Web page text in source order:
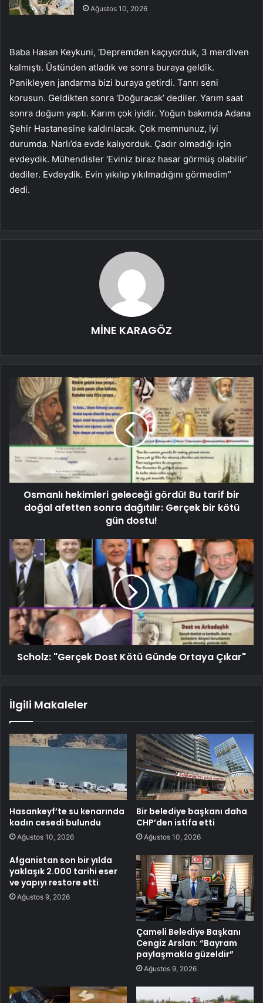
Ağustos 10, 2026
Baba Hasan Keykuni, ‘Depremden kaçıyorduk, 3 merdiven
kalmıştı. Üstünden atladık ve sonra buraya geldik.
Panikleyen jandarma bizi buraya getirdi. Tanrı seni
korusun. Geldikten sonra ‘Doğuracak’ dediler. Yarım saat
sonra doğum yaptı. Karım çok iyidir. Yoğun bakımda Adana
Şehir Hastanesine kaldırılacak. Çok memnunuz, iyi
durumda. Narlı’da evde kalıyorduk. Çadır olmadığı için
evdeydik. Mühendisler ‘Eviniz biraz hasar görmüş olabilir’
dediler. Evdeydik. Evin yıkılıp yıkılmadığını görmedim”
dedi.
MİNE KARAGÖZ
Osmanlı hekimleri geleceği gördü! Bu tarif bir
doğal afetten sonra dağıtılır: Gerçek bir kötü
gün dostu!
Scholz: "Gerçek Dost Kötü Günde Ortaya Çıkar"
İlgili Makaleler
Hasankeyf’te su kenarında
kadın cesedi bulundu
Ağustos 10, 2026
Bir belediye başkanı daha
CHP’den istifa etti
Ağustos 10, 2026
Afganistan son bir yılda
yaklaşık 2.000 tarihi eser
ve yapıyı restore etti
Ağustos 9, 2026
Çameli Belediye Başkanı
Cengiz Arslan: “Bayram
paylaşmakla güzeldir”
Ağustos 9, 2026